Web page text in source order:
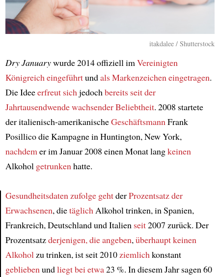
itakdalee / Shutterstock
Dry Januarywurde 2014 offiziell im Vereinigten
Königreich eingeführtundals Markenzeichen eingetragen.
Die Ideeerfreut sich jedoch bereits seit der
Jahrtausendwendewachsender Beliebtheit. 2008 startete
der italienisch-amerikanischeGeschäftsmann Frank
Posillico die Kampagne in Huntington, New York,
nachdem er im Januar 2008 einen Monat langkeinen
Alkohol getrunken hatte.
Gesundheitsdaten zufolge gehtderProzentsatz der
Erwachsenen, dietäglich Alkohol trinken, in Spanien,
Frankreich, Deutschland und Italien seit2007 zurück. Der
Prozentsatzderjenigen, die angeben, überhaupt keinen
Alkohol zu trinken, ist seit 2010 ziemlich konstant
geblieben undliegt bei etwa23 %. In diesem Jahr sagen 60